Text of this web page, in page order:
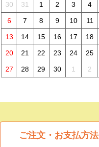
30 31 1 2 3 4
6 7 8 9 10 11
13 14 15 16 17 18
20 21 22 23 24 25
27 28 29 30 1 2
ご注文・お支払方法